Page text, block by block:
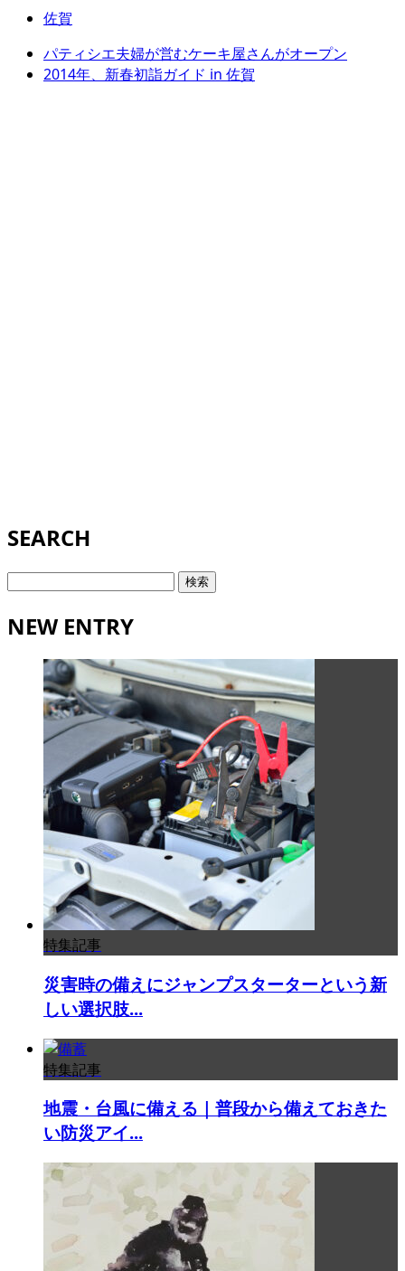
佐賀
パティシエ夫婦が営むケーキ屋さんがオープン
2014年、新春初詣ガイド in 佐賀
SEARCH
検
NEW ENTRY
特集記事
災害時の備えにジャンプスターターという新
しい選択肢...
特集記事
地震・台風に備える｜普段から備えておきた
い防災アイ...